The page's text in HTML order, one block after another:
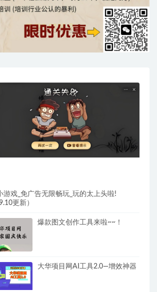
游戏_免广告无限畅玩_玩的太上头啦!
更新）
爆款图文创作工具来啦~~！
大华项目网AI工具2.0—增效神器